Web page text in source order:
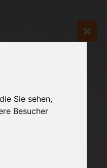
Sie sehen,
Besucher